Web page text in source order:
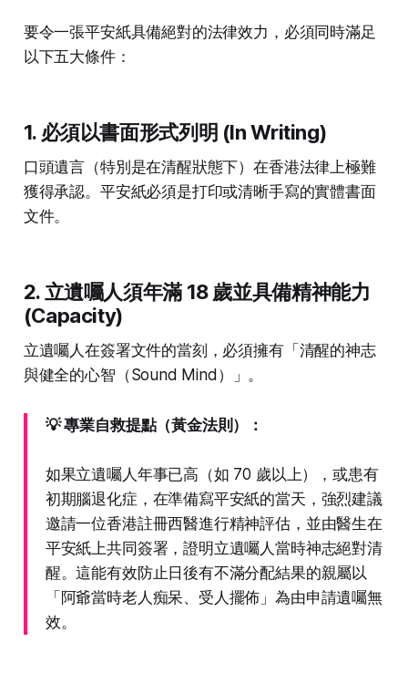
要令一張平安紙具備絕對的法律效力，必須同時滿足
以下五大條件：
1. 必須以書面形式列明 (In Writing)
口頭遺言（特別是在清醒狀態下）在香港法律上極難
獲得承認。平安紙必須是打印或清晰手寫的實體書面
文件。
2. 立遺囑人須年滿 18 歲並具備精神能力
(Capacity)
立遺囑人在簽署文件的當刻，必須擁有「清醒的神志
與健全的心智（Sound Mind）」。
💡 專業自救提點（黃金法則）：
如果立遺囑人年事已高（如 70 歲以上），或患有
初期腦退化症，在準備寫平安紙的當天，強烈建議
邀請一位香港註冊西醫進行精神評估，並由醫生在
平安紙上共同簽署，證明立遺囑人當時神志絕對清
醒。這能有效防止日後有不滿分配結果的親屬以
「阿爺當時老人痴呆、受人擺佈」為由申請遺囑無
效。